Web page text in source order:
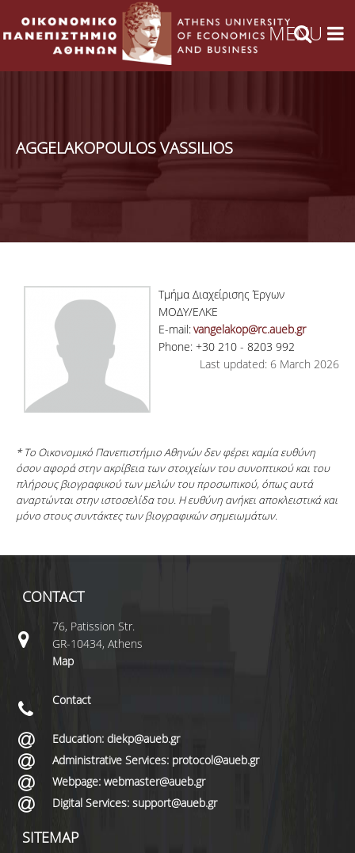
AGGELAKOPOULOS VASSILIOS
Τμήμα Διαχείρισης Έργων
ΜΟΔΥ/ΕΛΚΕ
E-mail:vangelakop@rc.aueb.gr
Phone: +30 210 - 8203 992
Last updated: 6 March 2026
* Το Οικονομικό Πανεπιστήμιο Αθηνών δεν φέρει καμία ευθύνη
όσον αφορά στην ακρίβεια των στοιχείων του συνοπτικού και του
πλήρους βιογραφικού των μελών του προσωπικού, όπως αυτά
αναρτώνται στην ιστοσελίδα του. Η ευθύνη ανήκει αποκλειστικά και
μόνο στους συντάκτες των βιογραφικών σημειωμάτων.
CONTACT
76, Patission Str.
GR-10434, Athens
Map
Contact
Education: diekp@aueb.gr
Administrative Services: protocol@aueb.gr
Webpage: webmaster@aueb.gr
Digital Services: support@aueb.gr
SITEMAP